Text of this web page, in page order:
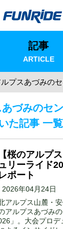
記事
ARTICLE
プスあづみの
あづみのセ
た記事 一覧
【桜のアルプ
リーライド
ポート
2026年04月24日
アルプス山麓・
アルプスあづみ
」。大会プロデ